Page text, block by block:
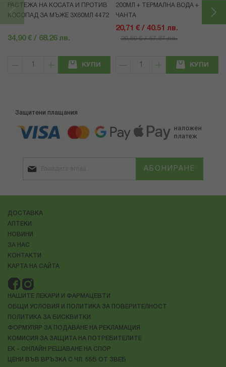
РАСТЕЖА НА КОСАТА И ПРОТИВ
КОСОПАД ЗА МЪЖЕ 3X60МЛ 4472
34,90 € / 68.26 лв.
КУПИ
200МЛ + ТЕРМАЛНА ВОДА +
ЧАНТА
20,71 € / 40.51 лв.
29,59 € / 57.87 лв.
КУПИ
Защитени плащания
АБОНИРАНЕ
ДОСТАВКА
АПТЕКИ
НОВИНИ
ЗА НАС
КОНТАКТИ
КАРТА НА САЙТА
НАШИТЕ ЛЕКАРИ И ФАРМАЦЕВТИ
ОБЩИ УСЛОВИЯ И ПОЛИТИКА ЗА ПОВЕРИТЕЛНОСТ
ПОЛИТИКА ЗА БИСКВИТКИ
ФОРМУЛЯР ЗА ПОДАВАНЕ НА РЕКЛАМАЦИЯ
КОМИСИЯ ЗА ЗАЩИТА НА ПОТРЕБИТЕЛИТЕ
ЕК - ОНЛАЙН РЕШАВАНЕ НА СПОР
ЦЕНИ ВЪВ ВРЪЗКА С ЧЛ. 55Б ОТ ЗВЕБ